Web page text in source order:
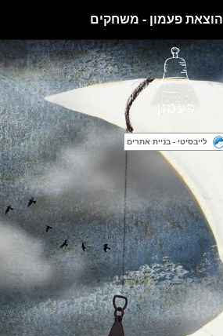
הוצאת פעמון - משחקים
לייבסיטי - בניית אתרים